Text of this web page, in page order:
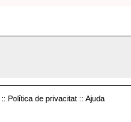
:: Política de privacitat :: Ajuda